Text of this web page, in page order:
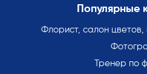
Популярные
Флорист, салон цветов,
Тренер по